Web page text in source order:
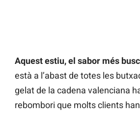
Aquest estiu, el sabor més
està a l’abast de totes les
gelat de la cadena valenciana
rebombori que molts clients